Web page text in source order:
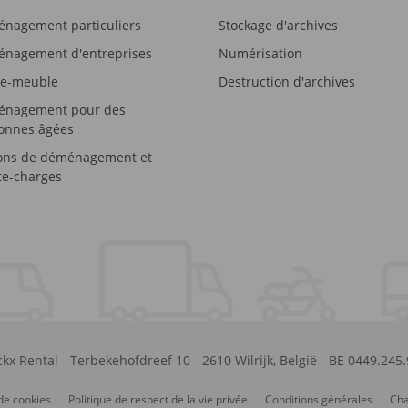
particuliers
d'entreprises
meuble
pour des
âgées
de déménagement et
charges
Stockage d'archives
Numérisation
Destruction d'archives
Rental - Terbekehofdreef 10- 2610 Wilrijk, België - BE
cookies Politique de respect de la vie privée Conditions générales